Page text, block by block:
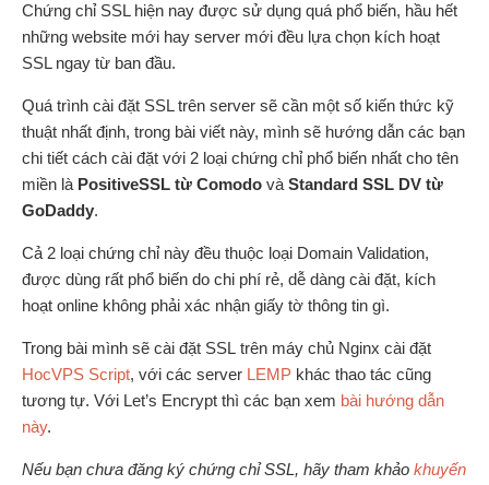
Chứng chỉ SSL hiện nay được sử dụng quá phổ biến, hầu hết
những website mới hay server mới đều lựa chọn kích hoạt
SSL ngay từ ban đầu.
Quá trình cài đặt SSL trên server sẽ cần một số kiến thức kỹ
thuật nhất định, trong bài viết này, mình sẽ hướng dẫn các bạn
chi tiết cách cài đặt với 2 loại chứng chỉ phổ biến nhất cho tên
miền là PositiveSSL từ Comodo và Standard SSL DV từ
GoDaddy.
Cả 2 loại chứng chỉ này đều thuộc loại Domain Validation,
được dùng rất phổ biến do chi phí rẻ, dễ dàng cài đặt, kích
hoạt online không phải xác nhận giấy tờ thông tin gì.
Trong bài mình sẽ cài đặt SSL trên máy chủ Nginx cài đặt
HocVPS Script, với các server LEMP khác thao tác cũng
tương tự. Với Let’s Encrypt thì các bạn xem bài hướng dẫn
này.
Nếu bạn chưa đăng ký chứng chỉ SSL, hãy tham khảo khuyến